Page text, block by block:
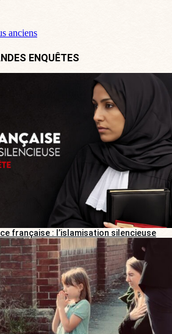
anciens
ENQUÊTES
française : l’islamisation silencieuse